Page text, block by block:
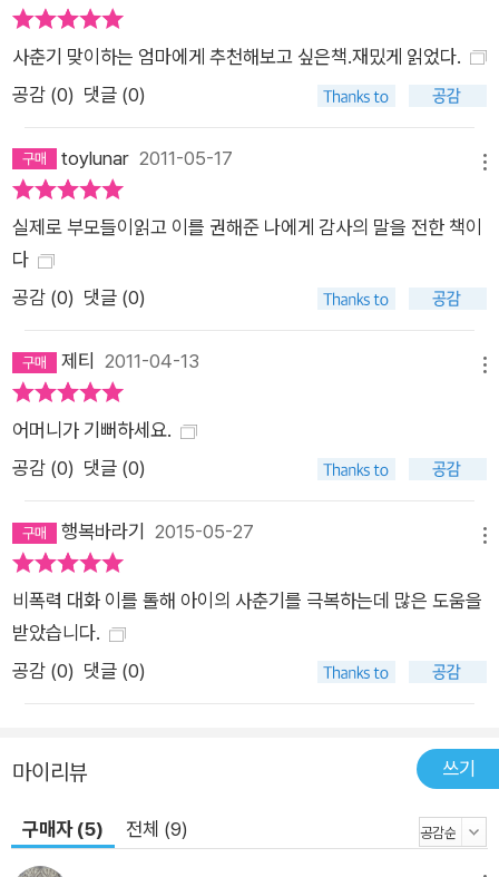
사춘기 맞이하는 엄마에게 추천해보고 싶은책.재밌게 읽었다.
공감 (0) 댓글 (0)
toylunar 2011-05-17
실제로 부모들이읽고 이를 권해준 나에게 감사의 말을 전한 책이
다
공감 (0) 댓글 (0)
제티 2011-04-13
어머니가 기뻐하세요.
공감 (0) 댓글 (0)
행복바라기 2015-05-27
비폭력 대화 이를 톨해 아이의 사춘기를 극복하는데 많은 도움을
받았습니다.
공감 (0) 댓글 (0)
마이리뷰 쓰기
구매자 (5) 전체 (9)